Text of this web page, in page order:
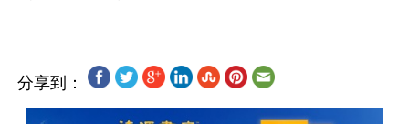
分享到：